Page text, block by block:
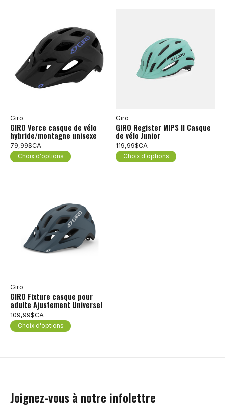
Giro
GIRO Verce casque de vélo
hybride/montagne unisexe
79,99$CA
Choix d'options
Giro
GIRO Register MIPS II Casque
de vélo Junior
119,99$CA
Choix d'options
Giro
GIRO Fixture casque pour
adulte Ajustement Universel
109,99$CA
Choix d'options
Joignez-vous à notre infolettre